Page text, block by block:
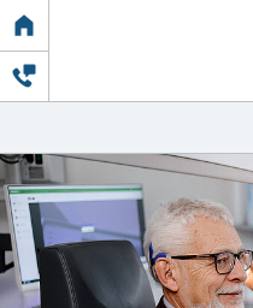
Link
zur
Startseite